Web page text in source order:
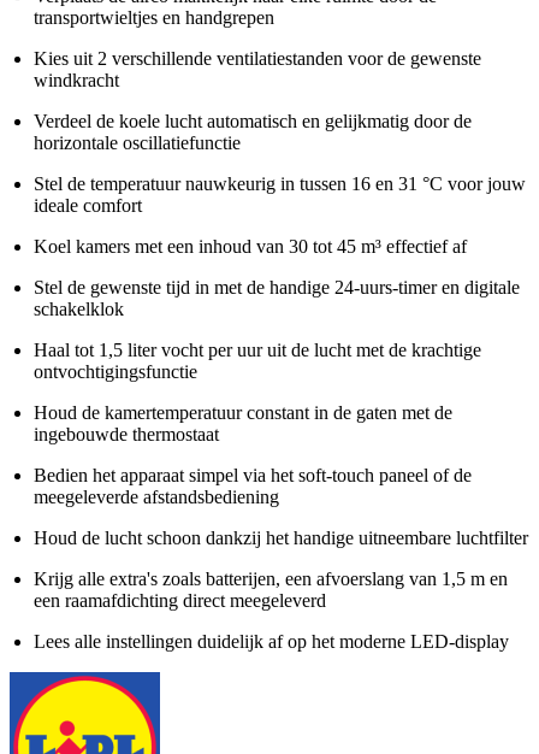
transportwieltjes en handgrepen
Kies uit 2 verschillende ventilatiestanden voor de gewenste
windkracht
Verdeel de koele lucht automatisch en gelijkmatig door de
horizontale oscillatiefunctie
Stel de temperatuur nauwkeurig in tussen 16 en 31 °C voor jouw
ideale comfort
Koel kamers met een inhoud van 30 tot 45 m³ effectief af
Stel de gewenste tijd in met de handige 24-uurs-timer en digitale
schakelklok
Haal tot 1,5 liter vocht per uur uit de lucht met de krachtige
ontvochtigingsfunctie
Houd de kamertemperatuur constant in de gaten met de
ingebouwde thermostaat
Bedien het apparaat simpel via het soft-touch paneel of de
meegeleverde afstandsbediening
Houd de lucht schoon dankzij het handige uitneembare luchtfilter
Krijg alle extra's zoals batterijen, een afvoerslang van 1,5 m en
een raamafdichting direct meegeleverd
Lees alle instellingen duidelijk af op het moderne LED-display